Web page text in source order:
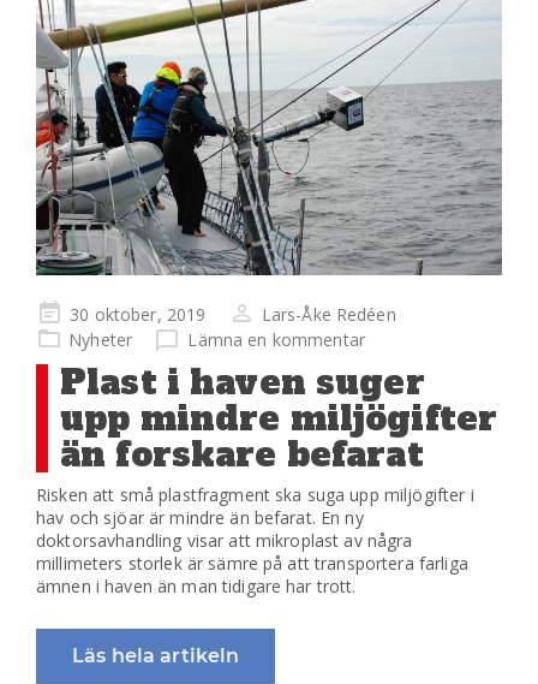
Publicerad
på
30 oktober, 2019
Lars-Åke Redéen
Nyheter
Lämna en kommentar
Plast i haven suger
upp mindre miljögifter
än forskare befarat
Risken att små plastfragment ska suga upp miljögifter i
hav och sjöar är mindre än befarat. En ny
doktorsavhandling visar att mikroplast av några
millimeters storlek är sämre på att transportera farliga
ämnen i haven än man tidigare har trott.
Läs hela artikeln